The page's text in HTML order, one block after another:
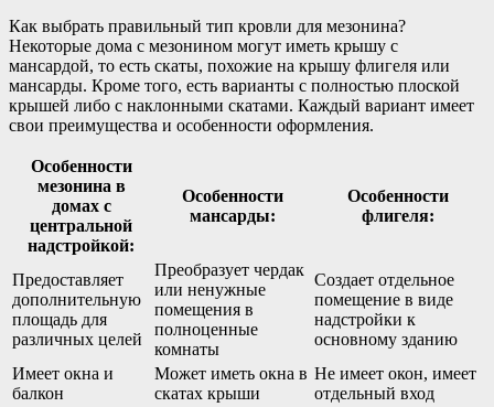
Как выбрать правильный тип кровли для мезонина?
Некоторые дома с мезонином могут иметь крышу с
мансардой, то есть скаты, похожие на крышу флигеля или
мансарды. Кроме того, есть варианты с полностью плоской
крышей либо с наклонными скатами. Каждый вариант имеет
свои преимущества и особенности оформления.
Особенности
мезонина в
домах с
центральной
надстройкой:
Особенности
мансарды:
Особенности
флигеля:
Предоставляет
дополнительную
площадь для
различных целей
Преобразует чердак
или ненужные
помещения в
полноценные
комнаты
Создает отдельное
помещение в виде
надстройки к
основному зданию
Имеет окна и
балкон
Может иметь окна в
скатах крыши
Не имеет окон, имеет
отдельный вход